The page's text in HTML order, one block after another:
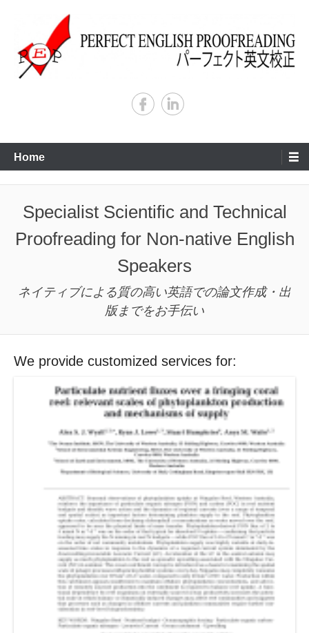
content
Perfect English Proofreading
Speakers
Primary
Menu
Home
Specialist Scientific and Technical
Proofreading for Non-native English
Speakers
ネイティブによる質の高い英語での論文作成・出
版までをお手伝い
We provide customized services for: